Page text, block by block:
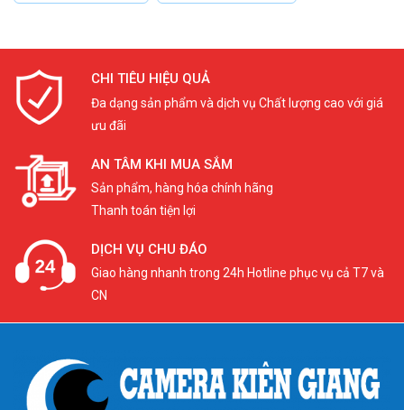
CHI TIÊU HIỆU QUẢ
Đa dạng sản phẩm và dịch vụ Chất lượng cao với giá
ưu đãi
AN TÂM KHI MUA SẮM
Sản phẩm, hàng hóa chính hãng
Thanh toán tiện lợi
DỊCH VỤ CHU ĐÁO
Giao hàng nhanh trong 24h Hotline phục vụ cả T7 và
CN